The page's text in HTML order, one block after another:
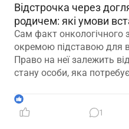
Відстрочка через
родичем: які умови
Сам факт онкологічного
окремою підставою для
Право на неї залежить
стану особи, яка
1
1